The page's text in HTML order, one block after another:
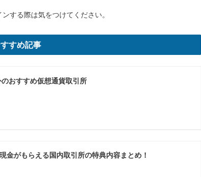
する際は気をつけてください。
すめ記事
のおすすめ仮想通貨取引所
金がもらえる国内取引所の特典内容まとめ！